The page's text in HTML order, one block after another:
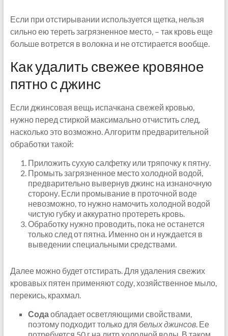
Если при отстирывании используется щетка, нельзя
сильно ею тереть загрязненное место, – так кровь еще
больше вотрется в волокна и не отстирается вообще.
Как удалить свежее кровяное
пятно с джинс
Если джинсовая вещь испачкана свежей кровью,
нужно перед стиркой максимально отчистить след,
насколько это возможно. Алгоритм предварительной
обработки такой:
Приложить сухую салфетку или тряпочку к пятну.
Промыть загрязненное место холодной водой,
предварительно вывернув джинс на изнаночную
сторону. Если промывание в проточной воде
невозможно, то нужно намочить холодной водой
чистую губку и аккуратно протереть кровь.
Обработку нужно проводить, пока не останется
только след от пятна. Именно он и нуждается в
выведении специальными средствами.
Далее можно будет отстирать. Для удаления свежих
кровавых пятен применяют соду, хозяйственное мыло,
перекись, крахмал.
Сода обладает осветляющими свойствами,
поэтому подходит только для белых джинсов. Ее
потребуется 50 г на литр холодной воды. В таком